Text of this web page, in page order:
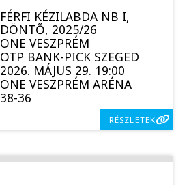
FÉRFI KÉZILABDA NB I,
DÖNTŐ, 2025/26
ONE VESZPRÉM
OTP BANK-PICK SZEGED
2026. MÁJUS 29. 19:00
ONE VESZPRÉM ARÉNA
38-36
RÉSZLETEK